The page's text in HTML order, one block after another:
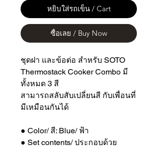
หยิบใส่รถเข็น / Cart
ซื้อเลย / Buy Now
ชุดฝา และข้อต่อ สำหรับ SOTO
Thermostack Cooker Combo มี
ทั้งหมด 3 สี
สามารถสลับสับเปลี่ยนสี กับเพื่อนที่
มีเหมือนกันได้
● Color/ สี: Blue/ ฟ้า
● Set contents/ ประกอบด้วย